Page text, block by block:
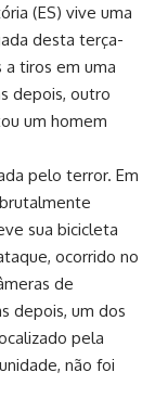
(ES) vive uma
desta terça-
a tiros em uma
depois, outro
um homem
pelo terror. Em
sua bicicleta
ocorrido no
de
depois, um dos
pela
não foi